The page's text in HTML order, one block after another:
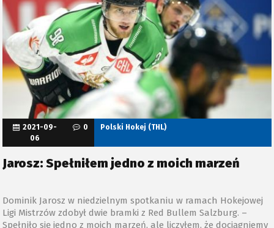
Jarosz: Spełniłem jedno z moich marzeń
Dominik Jarosz w niedzielnym spotkaniu w ramach Hokejowej
Ligi Mistrzów zdobył dwie bramki z Red Bullem Salzburg. –
2021-09-
06
0 Polski Hokej (THL)